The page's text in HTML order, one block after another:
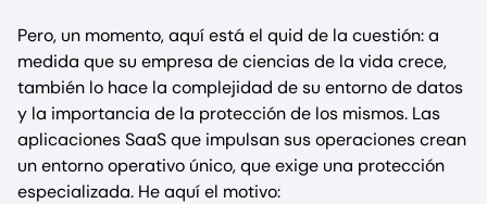
Pero, un momento, aquí está el quid de la cuestión: a
medida que su empresa de ciencias de la vida crece,
también lo hace la complejidad de su entorno de datos
y la importancia de la protección de los mismos. Las
aplicaciones SaaS que impulsan sus operaciones crean
un entorno operativo único, que exige una protección
especializada. He aquí el motivo: